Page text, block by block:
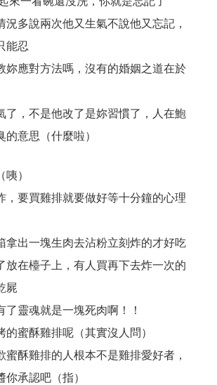
況多說兩次他又生氣不說他又忘記，
能忍
妳應對方法嗎，沒有的婚姻之道在於
了，不是他改了是妳習慣了，人在鮑
意思（什麼啦）
）
，要買雞排就要做好等十分鐘的心理
拿出一塊生肉去沾粉立刻炸的才好吃
放在檯子上，有人買再下去炸一次的
屍
了靈魂就是一塊死肉啊！！
的蜜酥雞排呢（其實沒人問）
蜜酥雞排的人根本不是雞排愛好者，
承認吧（指）